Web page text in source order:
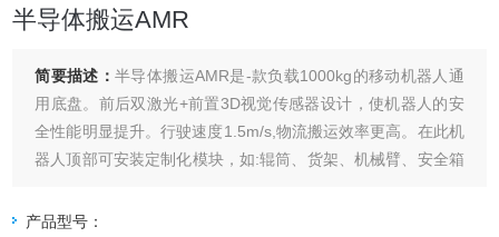
半导体搬运AMR
简要描述：半导体搬运AMR是-款负载1000kg的移动机器人通
用底盘。前后双激光+前置3D视觉传感器设计，使机器人的安
全性能明显提升。行驶速度1.5m/s,物流搬运效率更高。在此机
器人顶部可安装定制化模块，如:辊筒、货架、机械臂、安全箱
产品型号：